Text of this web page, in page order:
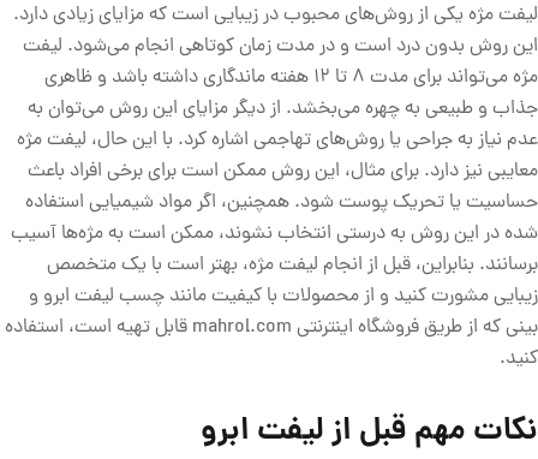
لیفت مژه یکی از روش‌های محبوب در زیبایی است که مزایای زیادی دارد.
این روش بدون درد است و در مدت زمان کوتاهی انجام می‌شود. لیفت
مژه می‌تواند برای مدت 8 تا 12 هفته ماندگاری داشته باشد و ظاهری
جذاب و طبیعی به چهره می‌بخشد. از دیگر مزایای این روش می‌توان به
عدم نیاز به جراحی یا روش‌های تهاجمی اشاره کرد. با این حال، لیفت مژه
معایبی نیز دارد. برای مثال، این روش ممکن است برای برخی افراد باعث
حساسیت یا تحریک پوست شود. همچنین، اگر مواد شیمیایی استفاده
شده در این روش به درستی انتخاب نشوند، ممکن است به مژه‌ها آسیب
برسانند. بنابراین، قبل از انجام لیفت مژه، بهتر است با یک متخصص
زیبایی مشورت کنید و از محصولات با کیفیت مانند چسب لیفت ابرو و
بینی که از طریق فروشگاه اینترنتی mahrol.com قابل تهیه است، استفاده
کنید.
نکات مهم قبل از لیفت ابرو